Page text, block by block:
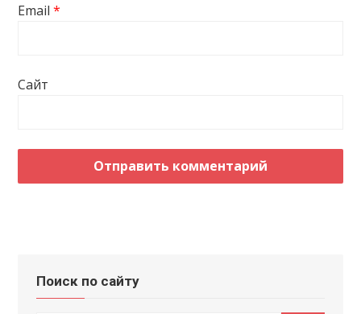
Email*
Сайт
Поиск по сайту